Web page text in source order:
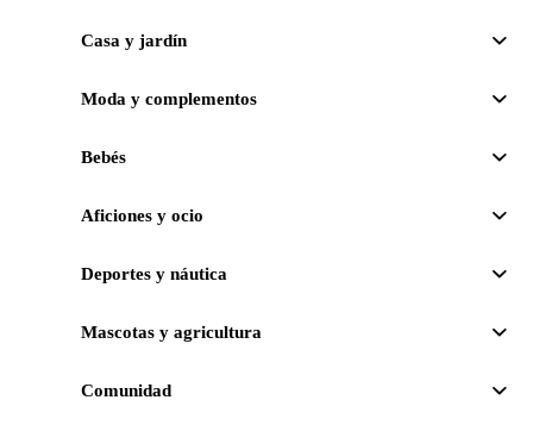
Casa y jardín
Moda y complementos
Bebés
Aficiones y ocio
Deportes y náutica
Mascotas y agricultura
Comunidad